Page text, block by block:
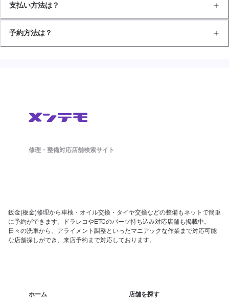
支払い方法は？
予約方法は？
修理・整備対応店舗検索サイト
鈑金(板金)修理から車検・オイル交換・タイヤ交換などの整備もネットで簡単
に予約ができます。ドラレコやETCのパーツ持ち込み対応店舗も掲載中。
日々の洗車から、アライメント調整といったマニアックな作業まで対応可能
な店舗探しができ、来店予約まで対応しております。
ホーム 店舗を探す